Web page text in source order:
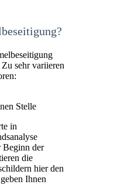
sehr variieren
Stelle
in
Beginn der
die
hier den
Ihnen